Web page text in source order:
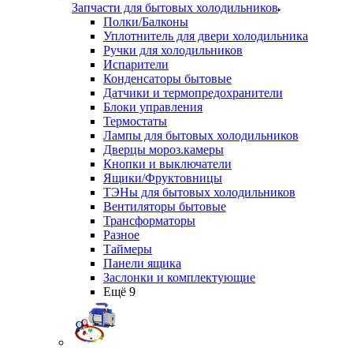
Запчасти для бытовых холодильников
Полки/Балконы
Уплотнитель для двери холодильника
Ручки для холодильников
Испарители
Конденсаторы бытовые
Датчики и термопредохранители
Блоки управления
Термостаты
Лампы для бытовых холодильников
Дверцы мороз.камеры
Кнопки и выключатели
Ящики/Фруктовницы
ТЭНы для бытовых холодильников
Вентиляторы бытовые
Трансформаторы
Разное
Таймеры
Панели ящика
Заслонки и комплектующие
Ещё 9